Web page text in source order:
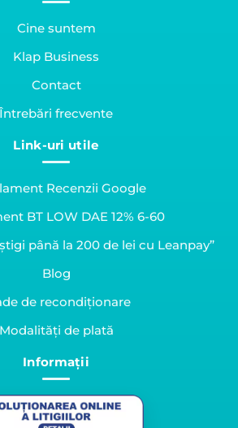
Cine suntem
Klap Business
Contact
Întrebări frecvente
Link-uri utile
Recenzii Google
BT LOW DAE 12% 6-60
până la 200 de lei cu Leanpay”
Blog
de recondiționare
Modalități de plată
Informații